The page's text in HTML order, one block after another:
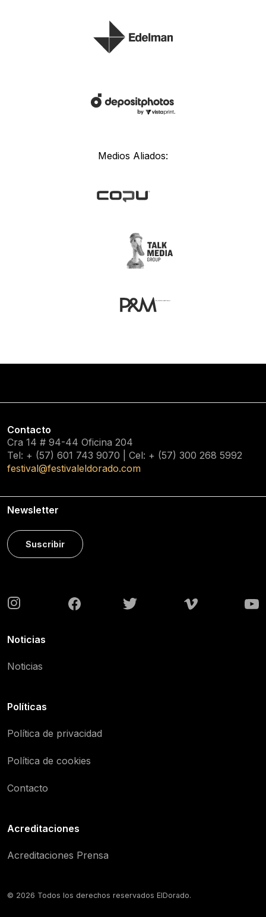
Medios Aliados:
Contacto
Cra 14 # 94-44 Oficina 204
Tel: + (57) 601 743 9070 | Cel: + (57) 300 268 5992
festival@festivaleldorado.com
Newsletter
Suscribir
Noticias
Noticias
Políticas
Política de privacidad
Política de cookies
Contacto
Acreditaciones
Acreditaciones Prensa
© 2026 Todos los derechos reservados ElDorado.